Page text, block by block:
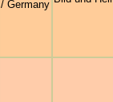
/ Germany